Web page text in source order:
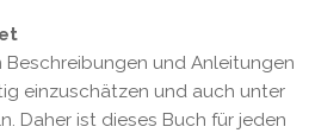
Beschreibungen und Anleitungen
einzuschätzen und auch unter
Daher ist dieses Buch für jeden